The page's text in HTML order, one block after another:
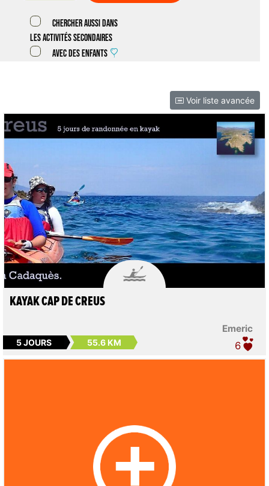
Chercher aussi dans
les activités secondaires
Avec des enfants
Voir liste avancée

Emeric
KAYAK CAP DE CREUS
5 JOURS 55.6 KM 6